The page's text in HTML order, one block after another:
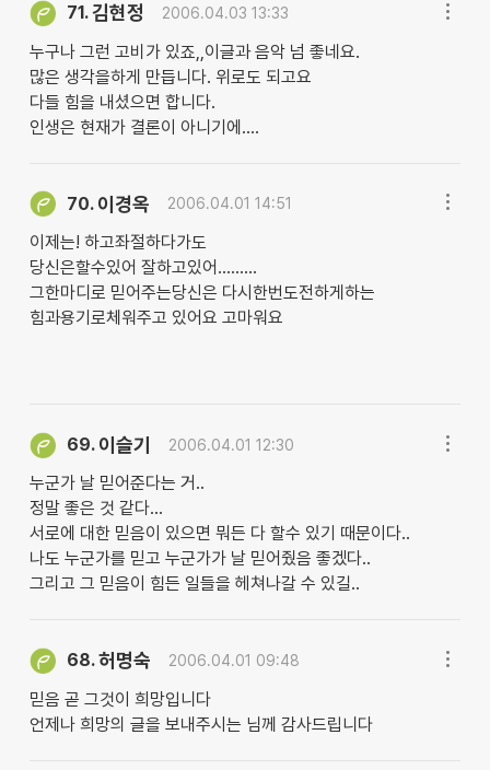
71.김현정 2006.04.03 13:33
누구나 그런 고비가 있죠,,이글과 음악 넘 좋네요.
많은 생각을하게 만듭니다. 위로도 되고요
다들 힘을 내셨으면 합니다.
인생은 현재가 결론이 아니기에....
70. 이경옥 2006.04.01 14:51
이제는! 하고좌절하다가도
당신은할수있어 잘하고있어.........
그한마디로 믿어주는당신은 다시한번도전하게하는
힘과용기로체워주고 있어요 고마워요
69. 이슬기 2006.04.01 12:30
누군가 날 믿어준다는 거..
정말 좋은 것 같다...
서로에 대한 믿음이 있으면 뭐든 다 할수 있기 때문이다..
나도 누군가를 믿고 누군가가 날 믿어줬음 좋겠다..
그리고 그 믿음이 힘든 일들을 헤쳐나갈 수 있길..
68.허명숙 2006.04.01 09:48
믿음 곧 그것이 희망입니다
언제나 희망의 글을 보내주시는 님께 감사드립니다